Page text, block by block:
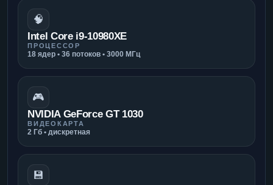
🧠
Intel Core i9-10980XE
ПРОЦЕССОР
18 ядер • 36 потоков • 3000 МГц
🎮
NVIDIA GeForce GT 1030
ВИДЕОКАРТА
2 Гб • дискретная
💾